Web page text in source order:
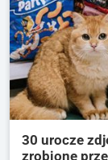
30 urocze
zrobione